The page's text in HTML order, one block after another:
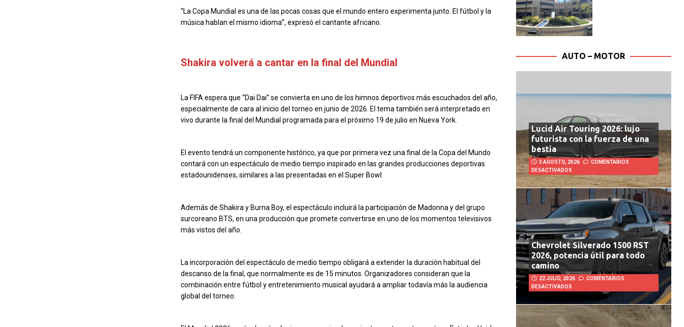
“La Copa Mundial es una de las pocas cosas que el mundo entero experimenta junto. El fútbol y la
música hablan el mismo idioma”, expresó el cantante africano.
Shakira volverá a cantar en la final del Mundial
La FIFA espera que “Dai Dai” se convierta en uno de los himnos deportivos más escuchados del año,
especialmente de cara al inicio del torneo en junio de 2026. El tema también será interpretado en
vivo durante la final del Mundial programada para el próximo 19 de julio en Nueva York.
El evento tendrá un componente histórico, ya que por primera vez una final de la Copa del Mundo
contará con un espectáculo de medio tiempo inspirado en las grandes producciones deportivas
estadounidenses, similares a las presentadas en el Super Bowl.
Además de Shakira y Burna Boy, el espectáculo incluirá la participación de Madonna y del grupo
surcoreano BTS, en una producción que promete convertirse en uno de los momentos televisivos
más vistos del año.
La incorporación del espectáculo de medio tiempo obligará a extender la duración habitual del
descanso de la final, que normalmente es de 15 minutos. Organizadores consideran que la
combinación entre fútbol y entretenimiento musical ayudará a ampliar todavía más la audiencia
global del torneo.
AUTO – MOTOR
Lucid Air Touring 2026: lujo
futurista con la fuerza de una
bestia
3 AGOSTO, 2026
COMENTARIOS
DESACTIVADOS
Chevrolet Silverado 1500 RST
2026, potencia útil para todo
camino
22 JULIO, 2026
COMENTARIOS
DESACTIVADOS